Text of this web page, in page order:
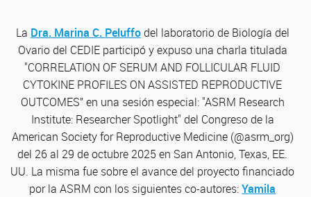
La Dra. Marina C. Peluffodel laboratorio de Biología del
Ovario del CEDIE participó y expuso una charla titulada
"CORRELATION OF SERUM AND FOLLICULAR FLUID
CYTOKINE PROFILES ON ASSISTED REPRODUCTIVE
OUTCOMES” en una sesión especial: "ASRM Research
Institute: Researcher Spotlight" del Congreso de la
American Society for Reproductive Medicine (@asrm_org)
del 26 al 29 de octubre 2025 en San Antonio, Texas, EE.
UU. La misma fue sobre el avance del proyecto financiado
por la ASRM con los siguientes co-autores:Yamila